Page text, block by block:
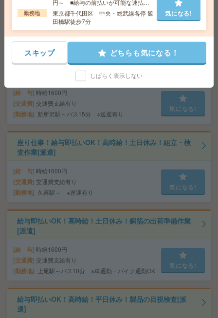
可能な速払いサービスあり
交通費 交通費支給あり
東京都千代田区 東京メトロ有楽町線 麹町駅
徒歩1分、東京メトロ半蔵門線 半蔵門駅徒歩5分
気になる!
座り仕事！給与即払いOK！高時給！卓球ラケットの製造
給 与 時給1600円
交通費 交通費支給有り
勤務地 新所沢駅～バス15分 ※送迎有り
気になる!
座り仕事！給与即払いOK！高時給！土日休み！組立・検
査作業[派遣]
給 与 時給1600円
交通費 交通費支給有り
勤務地 久喜駅～ ※送迎有り
気になる!
給与即払いOK！高時給！土日休み！銅箔の出荷準備作業
[派遣]
給 与 時給1600円
交通費 交通費支給有り
勤務地 上尾駅～バス10分 ※車通勤・バイク通勤OK
気になる!
給与即払いOK！高時給！平日休み！製品の目視検査[派
遣]
円～ ■給与の前払いが可能な速払い
サービスあり
勤務地
東京都千代田区 中央・総武線各停 飯
田橋駅徒歩7分
気になる!
スキップ どちらも気になる！
しばらく表示しない